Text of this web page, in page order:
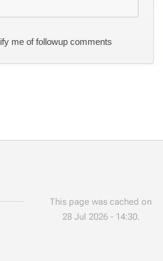
me of followup comments
This page was cached on
28 Jul 2026 - 14:30.